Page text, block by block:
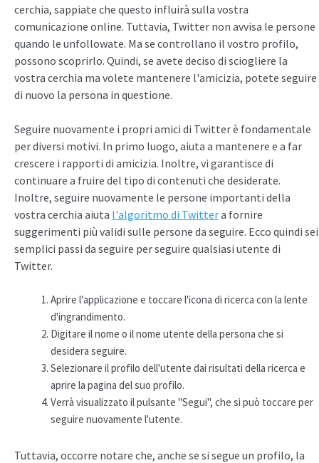
cerchia, sappiate che questo influirà sulla vostra
comunicazione online. Tuttavia, Twitter non avvisa le persone
quando le unfollowate. Ma se controllano il vostro profilo,
possono scoprirlo. Quindi, se avete deciso di sciogliere la
vostra cerchia ma volete mantenere l'amicizia, potete seguire
di nuovo la persona in questione.
Seguire nuovamente i propri amici di Twitter è fondamentale
per diversi motivi. In primo luogo, aiuta a mantenere e a far
crescere i rapporti di amicizia. Inoltre, vi garantisce di
continuare a fruire del tipo di contenuti che desiderate.
Inoltre, seguire nuovamente le persone importanti della
vostra cerchia aiuta l'algoritmo di Twittera fornire
suggerimenti più validi sulle persone da seguire. Ecco quindi sei
semplici passi da seguire per seguire qualsiasi utente di
Twitter.
Aprire l'applicazione e toccare l'icona di ricerca con la lente
d'ingrandimento.
Digitare il nome o il nome utente della persona che si
desidera seguire.
Selezionare il profilo dell'utente dai risultati della ricerca e
aprire la pagina del suo profilo.
Verrà visualizzato il pulsante "Segui", che si può toccare per
seguire nuovamente l'utente.
Tuttavia, occorre notare che, anche se si segue un profilo, la